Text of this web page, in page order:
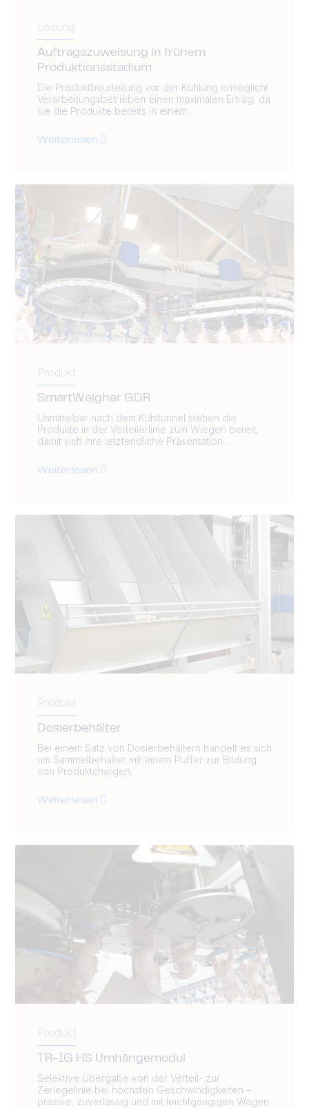
Lösung
Auftragszuweisung in frühem
Produktionsstadium
Die Produktbeurteilung vor der Kühlung ermöglicht
Verarbeitungsbetrieben einen maximalen Ertrag, da
sie die Produkte bereits in einem...
Weiterlesen
Produkt
SmartWeigher GDR
Unmittelbar nach dem Kühltunnel stehen die
Produkte in der Verteilerlinie zum Wiegen bereit,
damit sich ihre letztendliche Präsentation...
Weiterlesen
Produkt
Dosierbehälter
Bei einem Satz von Dosierbehältern handelt es sich
um Sammelbehälter mit einem Puffer zur Bildung
von Produktchargen.
Weiterlesen
Produkt
TR-1G HS Umhängemodul
Selektive Übergabe von der Verteil- zur
Zerlegelinie bei höchsten Geschwindigkeiten –
präzise, zuverlässig und mit leichtgängigen Wagen